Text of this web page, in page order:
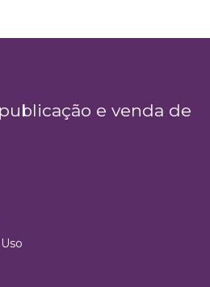
e venda de